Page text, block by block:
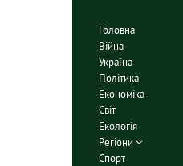
Головна
Війна
Україна
Політика
Економіка
Світ
Екологія
Регіони
Спорт